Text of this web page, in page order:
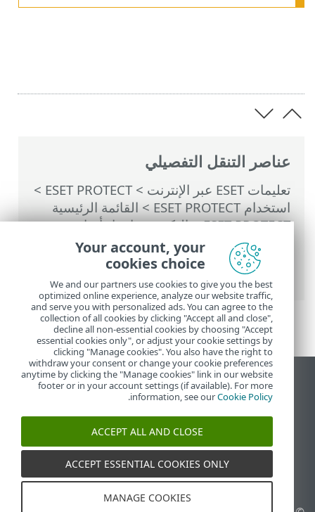
عناصر التنقل التفصيلي
تعليمات ESET عبر الإنترنت >
ESET PROTECT
>
استخدام ‎ESET PROTECT
> القائمة الرئيسية
ESET PROTECT
>التكوين>إعداد أساسي>
ESET Managed Detection & Response /
ESET Managed Detection & Response
Ultimate
عرض موقع سطح المكتب
End of Life
قاعدة معارف ESET
ESET Status Portal
الدعم الإقليمي
Your account, your
cookies choice
We and our partners use cookies to give you the best
optimized online experience, analyze our website traffic,
and serve you with personalized ads. You can agree to the
collection of all cookies by clicking "Accept all and close",
decline all non-essential cookies by choosing "Accept
essential cookies only", or adjust your cookie settings by
clicking "Manage cookies". You also have the right to
withdraw your consent or change your cookie preferences
anytime by clicking the "Manage cookies" link in our website
footer or in your account settings (if available). For more
information, see ourCookie Policy
.
ACCEPT ALL AND CLOSE
ACCEPT ESSENTIAL COOKIES ONLY
MANAGE COOKIES